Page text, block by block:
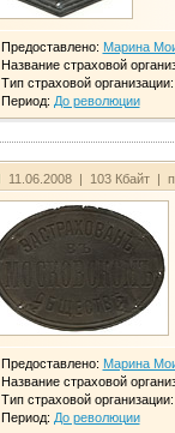
Предоставлено: Марина
Название страховой
Тип страховой организации:
Период: До революции
11.06.2008 | 103 Кбайт |
Предоставлено: Марина
Название страховой
Тип страховой организации:
Период: До революции